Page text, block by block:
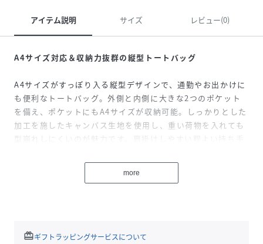
アイテム説明 サイズ レビュー(0)
A4サイズ対応＆収納力抜群の縦型トートバッグ
A4サイズがすっぽり入る縦型デザインで、通勤やお出かけに
も便利なトートバッグ。外側と内側に大きな2つのポケット
を備え、ポケットにもA4サイズが収納可能。しっかりとした
加工を施したキャンバス生地を使用し、重い荷物を入れても
型崩れしにくいのが魅力です。肩掛けしやすい程よい持ち手
れたMaglieオリジナル刺繍が、上品なアクセントを添えてい
原産国 中国
more
redeemギフトラッピングサービスについて